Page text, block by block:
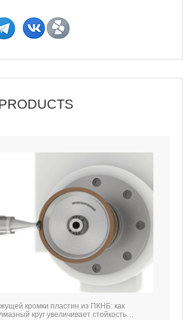
кромки пластин из ПКНБ: как
круг увеличивает стойкость